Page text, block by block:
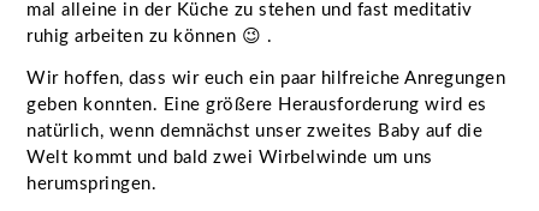
mal alleine in der Küche zu stehen und fast meditativ
ruhig arbeiten zu können 😉 .
Wir hoffen, dass wir euch ein paar hilfreiche Anregungen
geben konnten. Eine größere Herausforderung wird es
natürlich, wenn demnächst unser zweites Baby auf die
Welt kommt und bald zwei Wirbelwinde um uns
herumspringen.